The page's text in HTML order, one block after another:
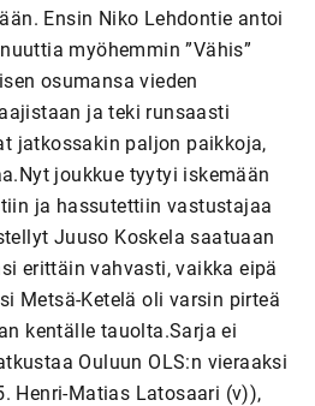
Ensin Niko Lehdontie antoi
myöhemmin ”Vähis”
osumansa vieden
ja teki runsaasti
jatkossakin paljon paikkoja,
joukkue tyytyi iskemään
ja hassutettiin vastustajaa
Juuso Koskela saatuaan
erittäin vahvasti, vaikka eipä
Metsä-Ketelä oli varsin pirteä
kentälle tauolta.Sarja ei
Ouluun OLS:n vieraaksi
Henri-Matias Latosaari (v)),